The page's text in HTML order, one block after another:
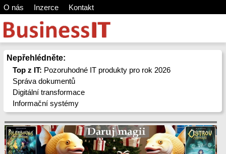
O nás Inzerce Kontakt
Nepřehlédněte:
Top z IT: Pozoruhodné IT produkty pro rok 2026
Správa dokumentů
Digitální transformace
Informační systémy